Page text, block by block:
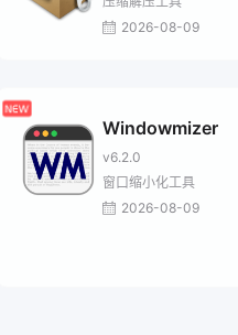
2026-08-09
Windowmizer
v6.2.0
窗口缩小化工具
2026-08-09